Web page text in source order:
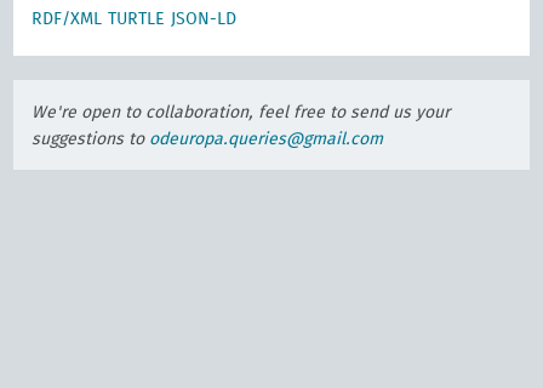
RDF/XML
TURTLE JSON-LD
We're open to collaboration, feel free to send us your
suggestions to odeuropa.queries@gmail.com